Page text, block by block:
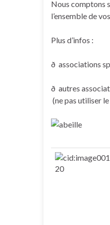
Nous comptons
l’ensemble de
Plus d’infos :
ð associations
ð autres
(ne pas utiliser